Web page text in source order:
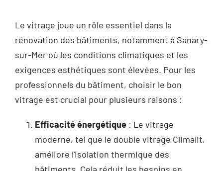
Le vitrage joue un rôle essentiel dans la
rénovation des bâtiments, notamment à Sanary-
sur-Mer où les conditions climatiques et les
exigences esthétiques sont élevées. Pour les
professionnels du bâtiment, choisir le bon
vitrage est crucial pour plusieurs raisons :
Efficacité énergétique: Le vitrage
moderne, tel que le double vitrage Climalit,
améliore l'isolation thermique des
bâtiments. Cela réduit les besoins en